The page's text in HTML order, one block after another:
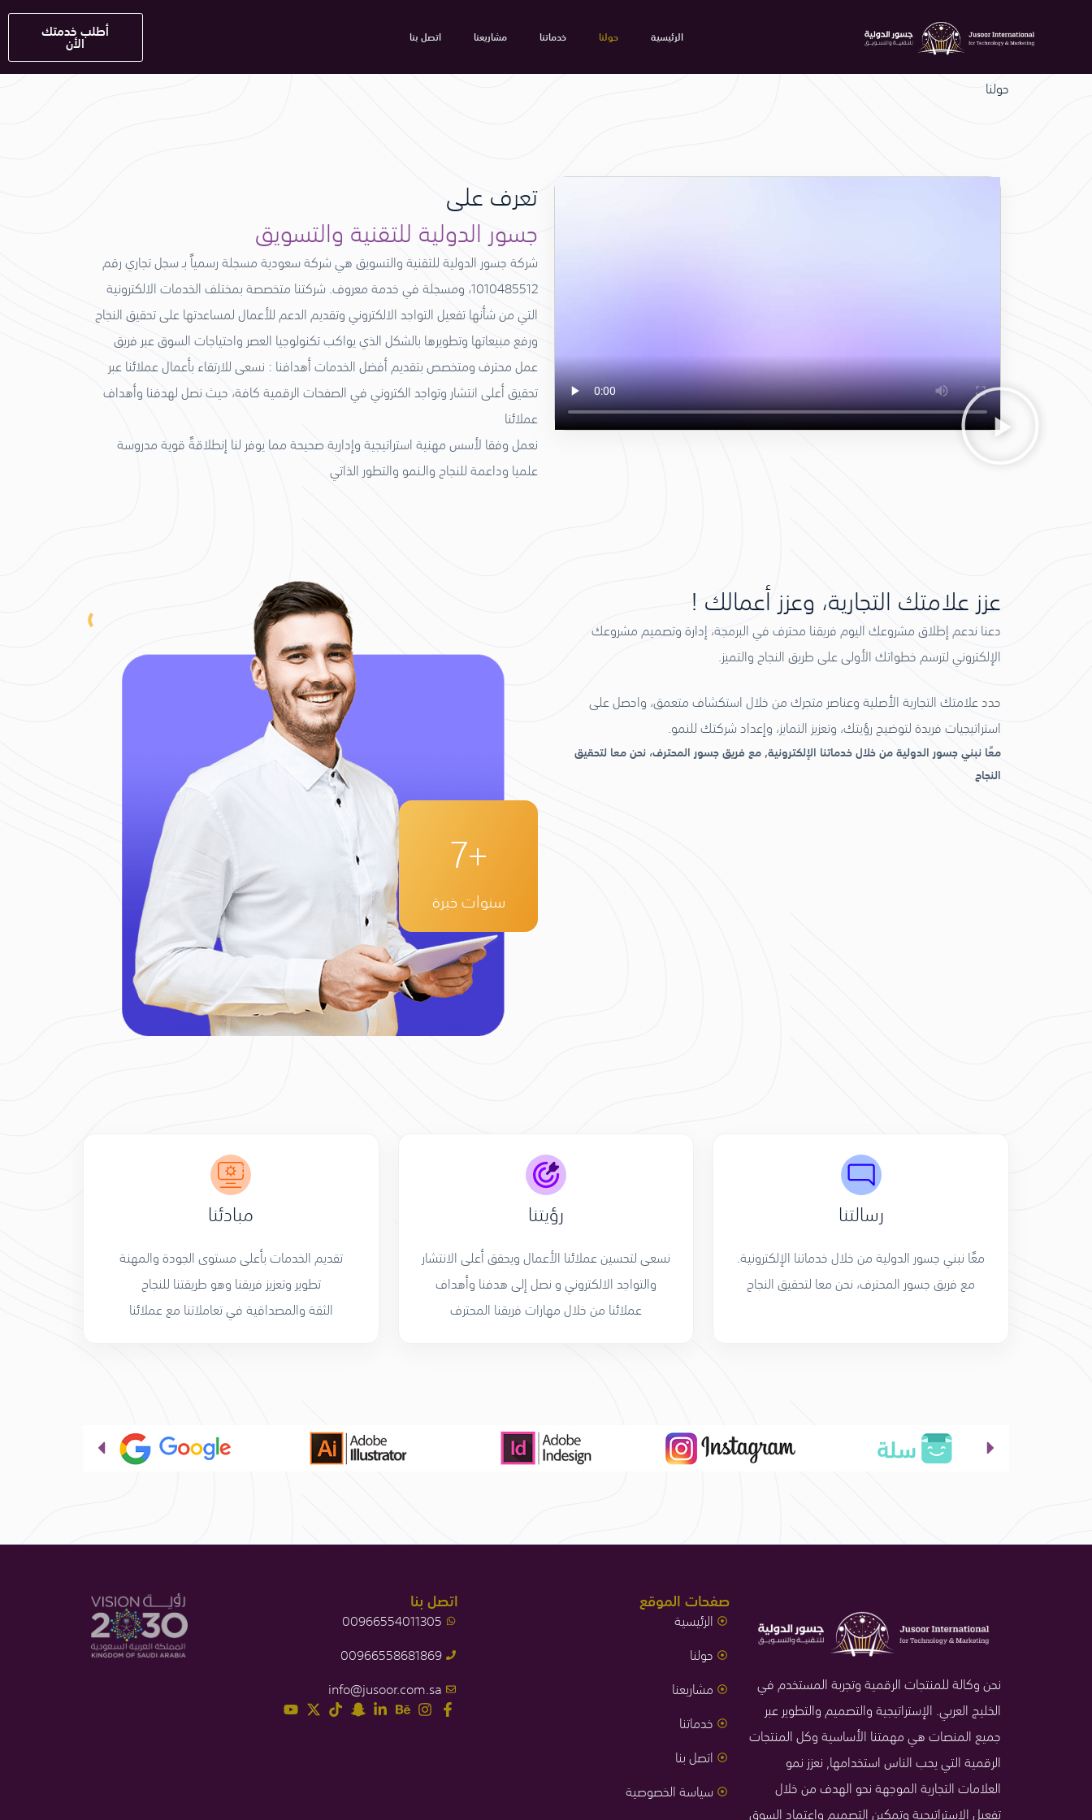
الرئيسية حولنا خدماتنا مشاريعنا اتصل بنا أطلب خدمتك
الأن
حولنا
تعرف على
جسور الدولية للتقنية والتسويق
شركة جسور الدولية للتقنية والتسويق هي شركة سعودية مسجلة رسمياً بـ سجل تجاري رقم
1010485512، ومسجلة في خدمة معروف. شركتنا متخصصة بمختلف الخدمات الالكترونية
التي من شأنها تفعيل التواجد الالكتروني وتقديم الدعم للأعمال لمساعدتها على تحقيق النجاح
ورفع مبيعاتها وتطويرها بالشكل الذي يواكب تكنولوجيا العصر واحتياجات السوق عبر فريق
عمل محترف ومتخصص بتقديم أفضل الخدمات أهدافنا : نسعى للارتقاء بأعمال عملائنا عبر
تحقيق أعلى انتشار وتواجد الكتروني في الصفحات الرقمية كافة، حيث نصل لهدفنا وأهداف
عملائنا
نعمل وفقا لأسس مهنية استراتيجية وإدارية صحيحة مما يوفر لنا إنطلاقةً قوية مدروسة
علميا وداعمة للنجاح والـنمو والتطور الذاتي
عزز علامتك التجارية، وعزز أعمالك !
دعنا ندعم إطلاق مشروعك اليوم فريقنا محترف في البرمجة، إدارة وتصميم مشروعك
الإلكتروني لترسم خطواتك الأولى على طريق النجاح والتميز.
حدد علامتك التجارية الأصلية وعناصر متجرك من خلال استكشاف متعمق، واحصل على
استراتيجيات فريدة لتوضيح رؤيتك، وتعزيز التمايز، وإعداد شركتك للنمو.
معًا نبني جسور الدولية من خلال خدماتنا الإلكترونية, مع فريق جسور المحترف، نحنمعا لتحقيق
النجاح
+7
سنوات خبرة
رسالتنا
معًا نبني جسور الدولية من خلال خدماتنا الإلكترونية.
مع فريق جسور المحترف، نحن معا لتحقيق النجاح
رؤيتنا
نسعى لتحسين عملائنا الأعمال ويحقق أعلى الانتشار
والتواجد الالكتروني و نصل إلى هدفنا وأهداف
عملائنا من خلال مهارات فريقنا المحترف
مبادئنا
تقديم الخدمات بأعلى مستوى الجودة والمهنة
تطوير وتعزيز فريقنا وهو طريقتنا للنجاح
الثقة والمصداقية في تعاملاتنا مع عملائنا
نحن وكالة للمنتجات الرقمية وتجربة المستخدم في
الخليج العربي. الإستراتيجية والتصميم والتطوير عبر
جميع المنصات هي مهمتنا الأساسية وكل المنتجات
الرقمية التي يحب الناس استخدامها, نعزز نمو
العلامات التجارية الموجهة نحو الهدف من خلال
تفعيل الإستراتيجية وتمكين التصميم واعتماد السوق
صفحات الموقع
الرئيسية
حولنا
مشاريعنا
خدماتنا
اتصل بنا
سياسة الخصوصية
اتصل بنا
00966554011305
00966558681869
info@jusoor.com.sa